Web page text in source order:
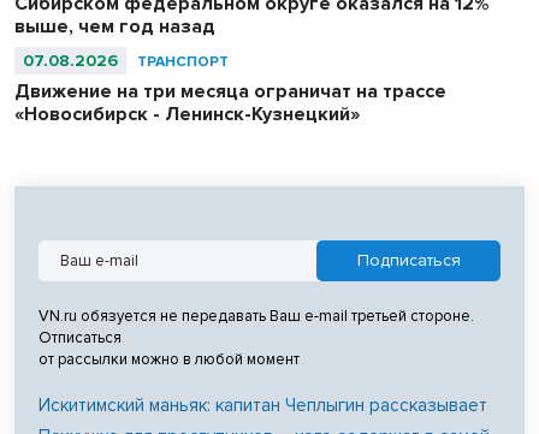
выше, чем год назад
07.08.2026 ТРАНСПОРТ
Движение на три месяца ограничат на трассе
«Новосибирск - Ленинск-Кузнецкий»
VN.ru обязуется не передавать Ваш e-mail третьей стороне.
Отписаться
от рассылки можно в любой момент
Искитимский маньяк: капитан Чеплыгин рассказывает